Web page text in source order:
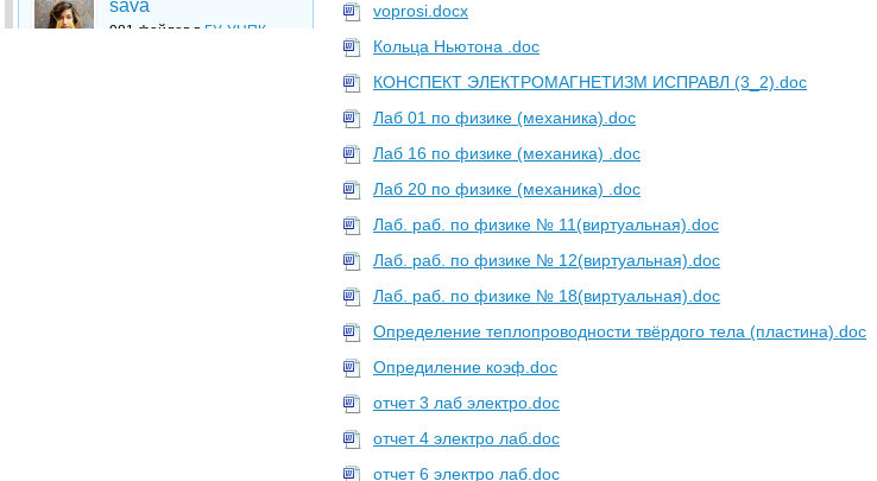
sava
981 файлов в ГУ-УНПК
voprosi.docx
Кольца Ньютона .doc
КОНСПЕКТ ЭЛЕКТРОМАГНЕТИЗМ ИСПРАВЛ (3_2).doc
Лаб 01 по физике (механика).doc
Лаб 16 по физике (механика) .doc
Лаб 20 по физике (механика) .doc
Лаб. раб. по физике № 11(виртуальная).doc
Лаб. раб. по физике № 12(виртуальная).doc
Лаб. раб. по физике № 18(виртуальная).doc
Определение теплопроводности твёрдого тела (пластина).doc
Опредиление коэф.doc
отчет 3 лаб электро.doc
отчет 4 электро лаб.doc
отчет 6 электро лаб.doc